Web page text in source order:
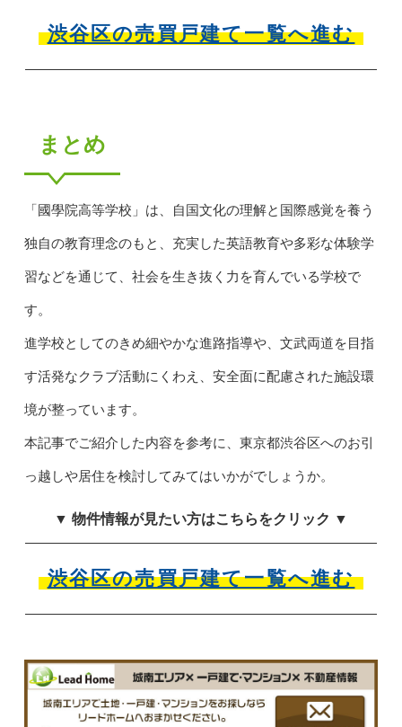
渋谷区の売買戸建て一覧へ進む
まとめ
「國學院高等学校」は、自国文化の理解と国際感覚を養う
独自の教育理念のもと、充実した英語教育や多彩な体験学
習などを通じて、社会を生き抜く力を育んでいる学校で
す。
進学校としてのきめ細やかな進路指導や、文武両道を目指
す活発なクラブ活動にくわえ、安全面に配慮された施設環
境が整っています。
本記事でご紹介した内容を参考に、東京都渋谷区へのお引
っ越しや居住を検討してみてはいかがでしょうか。
▼ 物件情報が見たい方はこちらをクリック ▼
渋谷区の売買戸建て一覧へ進む